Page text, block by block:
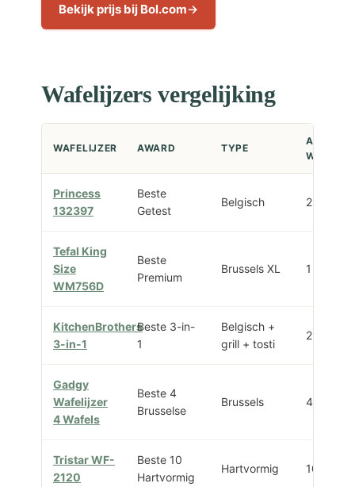
Bekijk prijs bij Bol.com
Wafelijzers vergelijking
WAFELIJZER AWARD TYPE
AANTAL
WAFELS
Princess
132397
Beste
Getest
Belgisch 2
Tefal King
Size
WM756D
Beste
Premium
Brussels XL 1 groot
KitchenBrothers
3-in-1
Beste 3-in-
1
Belgisch +
grill + tosti
2
Gadgy
Wafelijzer
4 Wafels
Beste 4
Brusselse
Brussels 4
Tristar WF-
2120
Beste 10
Hartvormig
Hartvormig 10